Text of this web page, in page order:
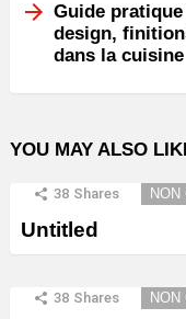
Guide
design,
dans la cuisine
YOU MAY ALSO
38 Shares NON
Untitled
38 Shares NON